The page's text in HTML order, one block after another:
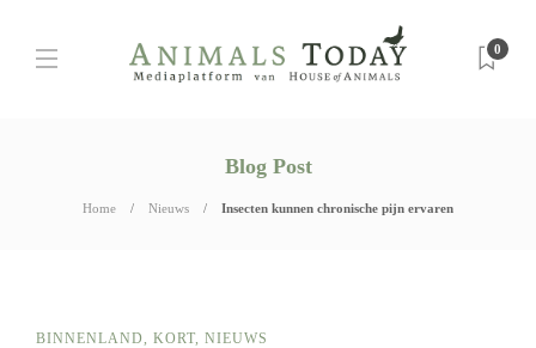
0
Blog Post
Home Nieuws Insecten kunnen chronische pijn ervaren
BINNENLAND, KORT, NIEUWS